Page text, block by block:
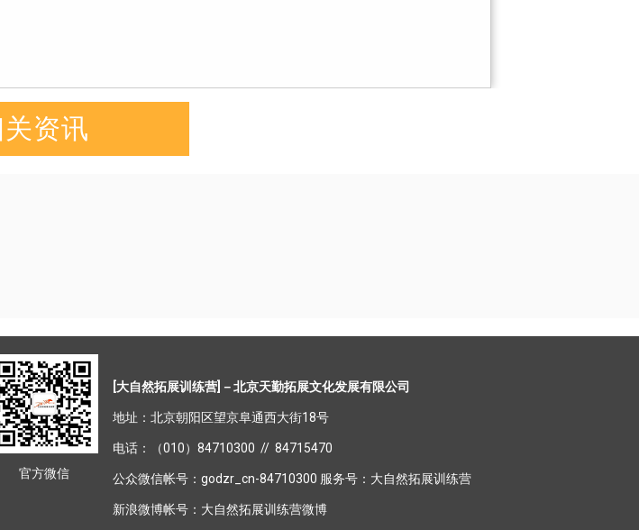
资讯
官方微信
[大自然拓展训练营] －北京天勤拓展文化发展有限公司
地址：北京朝阳区望京阜通西大街18号
电话：（010）84710300 // 84715470
公众微信帐号：godzr_cn-84710300 服务号：大自然拓展训练营
新浪微博帐号： 大自然拓展训练营微博